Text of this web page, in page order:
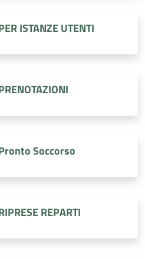
ISTANZE UTENTI
Soccorso
REPARTI